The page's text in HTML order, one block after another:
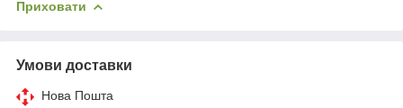
Приховати
Умови доставки
Нова Пошта